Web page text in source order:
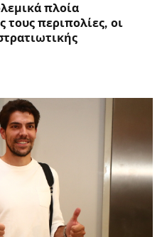
πλοία
τους περιπολίες, οι